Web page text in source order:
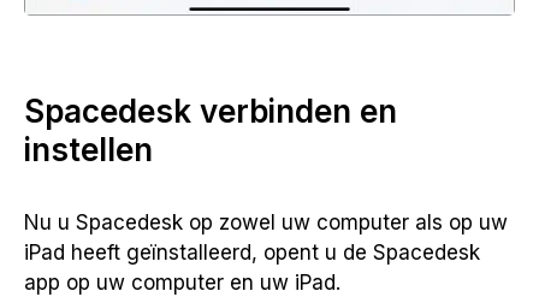
Spacedesk verbinden en
instellen
Nu u Spacedesk op zowel uw computer als op uw
iPad heeft geïnstalleerd, opent u de Spacedesk
app op uw computer en uw iPad.